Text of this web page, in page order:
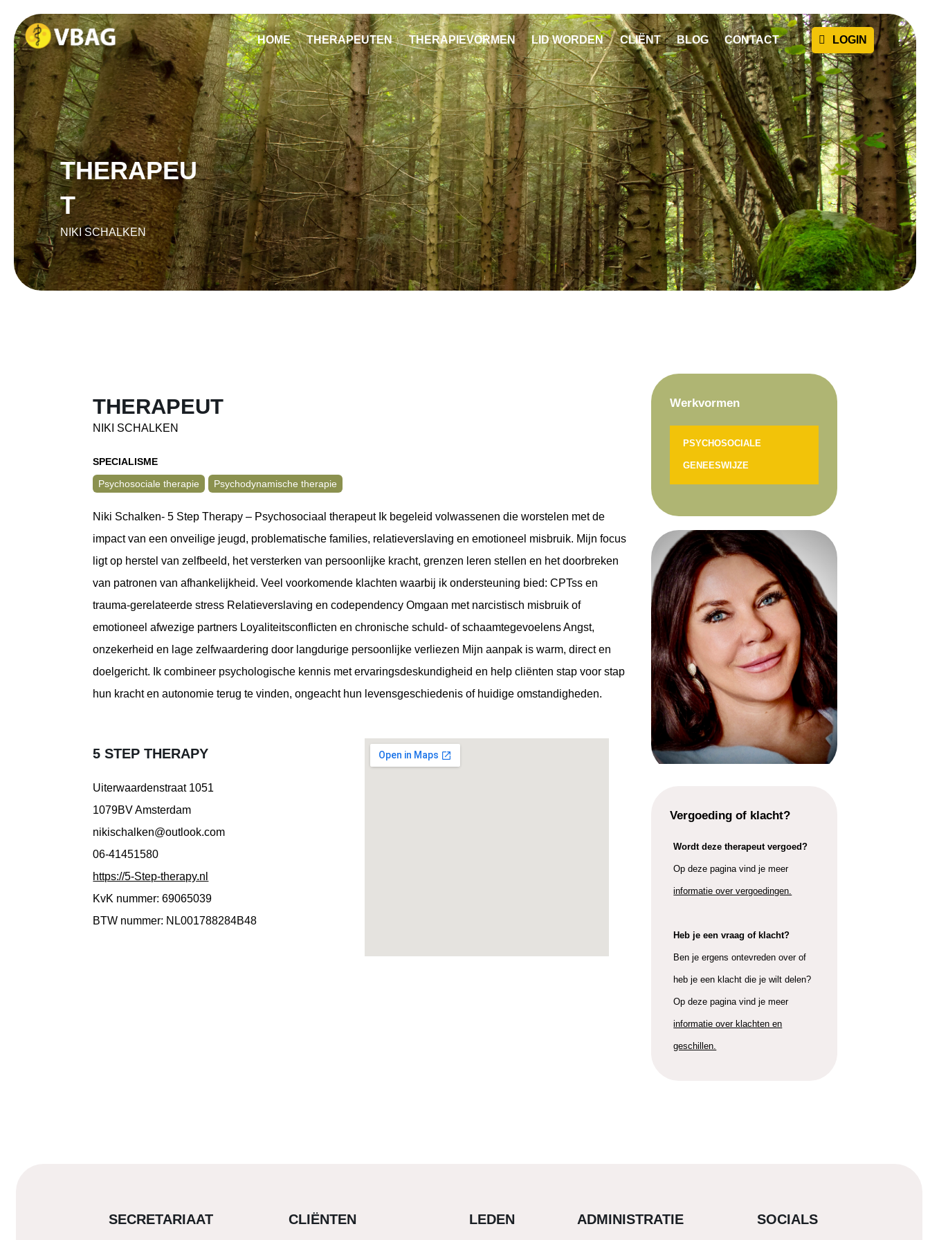
HOME THERAPEUTEN THERAPIEVORMEN LID WORDEN CLIËNT BLOG CONTACT
THERAPEU
T
NIKI SCHALKEN
THERAPEUT
NIKI SCHALKEN
SPECIALISME
Psychosociale therapie
Psychodynamische therapie
Niki Schalken- 5 Step Therapy – Psychosociaal therapeut Ik begeleid volwassenen die worstelen met de
impact van een onveilige jeugd, problematische families, relatieverslaving en emotioneel misbruik. Mijn focus
ligt op herstel van zelfbeeld, het versterken van persoonlijke kracht, grenzen leren stellen en het doorbreken
van patronen van afhankelijkheid. Veel voorkomende klachten waarbij ik ondersteuning bied: CPTss en
trauma-gerelateerde stress Relatieverslaving en codependency Omgaan met narcistisch misbruik of
emotioneel afwezige partners Loyaliteitsconflicten en chronische schuld- of schaamtegevoelens Angst,
onzekerheid en lage zelfwaardering door langdurige persoonlijke verliezen Mijn aanpak is warm, direct en
doelgericht. Ik combineer psychologische kennis met ervaringsdeskundigheid en help cliënten stap voor stap
hun kracht en autonomie terug te vinden, ongeacht hun levensgeschiedenis of huidige omstandigheden.
5 STEP THERAPY
Uiterwaardenstraat 1051
1079BV Amsterdam
nikischalken@outlook.com
06-41451580
https://5-Step-therapy.nl
KvK nummer: 69065039
BTW nummer: NL001788284B48
Werkvormen
PSYCHOSOCIALE
GENEESWIJZE
Vergoeding of klacht?
Wordt deze therapeut vergoed?
Op deze pagina vind je meer
informatie over vergoedingen.
Heb je een vraag of klacht?
Ben je ergens ontevreden over of
heb je een klacht die je wilt delen?
Op deze pagina vind je meer
informatie over klachten en
geschillen.
SECRETARIAAT CLIËNTEN LEDEN ADMINISTRATIE SOCIALS